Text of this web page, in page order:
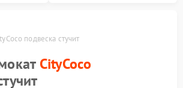
подвеска стучит
CityCoco